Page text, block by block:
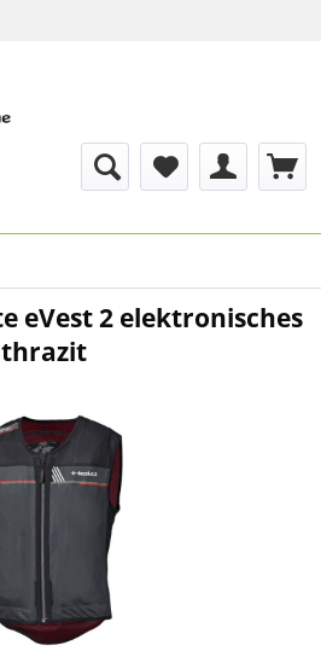
eVest 2 elektronisches